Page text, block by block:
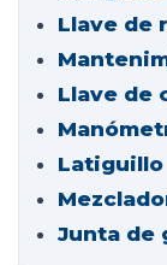
Llave de
Llave de
Latiguillo
Junta de